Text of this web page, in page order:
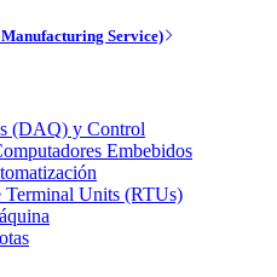
Service)
(DAQ) y Control
Embebidos
Terminal Units (RTUs)